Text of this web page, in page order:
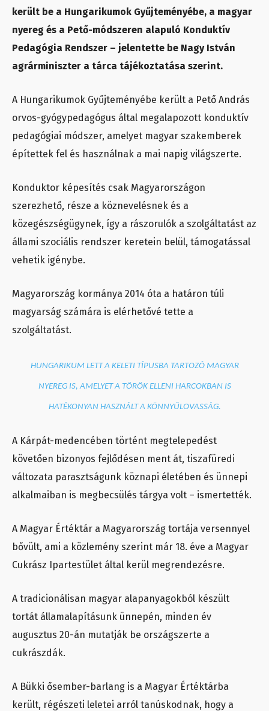
került be a Hungarikumok Gyűjteményébe, a magyar
nyereg és a Pető-módszeren alapuló Konduktív
Pedagógia Rendszer – jelentette be Nagy István
agrárminiszter a tárca tájékoztatása szerint.
A Hungarikumok Gyűjteményébe került a Pető András
orvos-gyógypedagógus által megalapozott konduktív
pedagógiai módszer, amelyet magyar szakemberek
építettek fel és használnak a mai napig világszerte.
Konduktor képesítés csak Magyarországon
szerezhető, része a köznevelésnek és a
közegészségügynek, így a rászorulók a szolgáltatást az
állami szociális rendszer keretein belül, támogatással
vehetik igénybe.
Magyarország kormánya 2014 óta a határon túli
magyarság számára is elérhetővé tette a
szolgáltatást.
HUNGARIKUM LETT A KELETI TÍPUSBA TARTOZÓ MAGYAR
NYEREG IS, AMELYET A TÖRÖK ELLENI HARCOKBAN IS
HATÉKONYAN HASZNÁLT A KÖNNYŰLOVASSÁG.
A Kárpát-medencében történt megtelepedést
követően bizonyos fejlődésen ment át, tiszafüredi
változata parasztságunk köznapi életében és ünnepi
alkalmaiban is megbecsülés tárgya volt – ismertették.
A Magyar Értéktár a Magyarország tortája versennyel
bővült, ami a közlemény szerint már 18. éve a Magyar
Cukrász Ipartestület által kerül megrendezésre.
A tradicionálisan magyar alapanyagokból készült
tortát államalapításunk ünnepén, minden év
augusztus 20-án mutatják be országszerte a
cukrászdák.
A Bükki ősember-barlang is a Magyar Értéktárba
került, régészeti leletei arról tanúskodnak, hogy a